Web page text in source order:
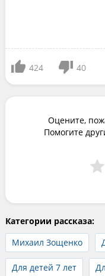
424 40
Оцените,
Помогите
Категории рассказа:
Михаил Зощенко
Для детей 7 лет